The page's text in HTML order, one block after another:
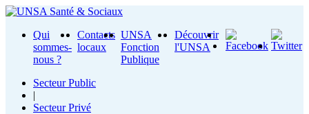
Qui
sommes-
nous ?
Contacts
locaux
UNSA
Fonction
Publique
Découvrir
l'UNSA
Secteur Public
|
Secteur Privé